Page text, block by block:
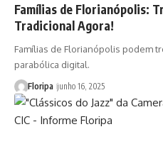
Famílias de Florianópolis:
Tradicional Agora!
Famílias de Florianópolis podem
parabólica digital.
Floripa junho 16, 2025